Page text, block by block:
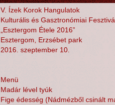
V. Ízek Korok Hangulatok
Kulturális és Gasztronómiai
„Esztergom Étele 2016”
Esztergom, Erzsébet park
2016. szeptember 10.
Menü
Madár lével tyúk
Fige édesség (Nádmézből csinált